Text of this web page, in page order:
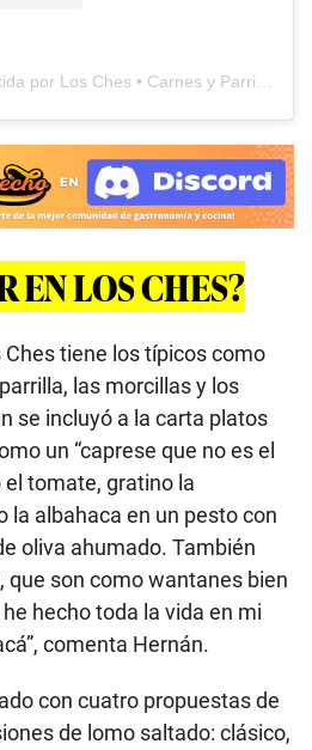
EN LOS CHES?
Ches tiene los típicos como
las morcillas y los
se incluyó a la carta platos
un “caprese que no es el
tomate, gratino la
la albahaca en un pesto con
oliva ahumado. También
que son como wantanes bien
hecho toda la vida en mi
comenta Hernán.
con cuatro propuestas de
de lomo saltado: clásico,